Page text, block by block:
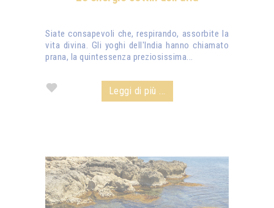
Siate consapevoli che, respirando, assorbite la
vita divina. Gli yoghi dell'India hanno chiamato
prana, la quintessenza preziosissima...
Leggi di più ...